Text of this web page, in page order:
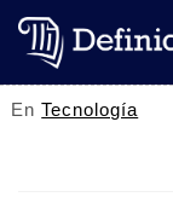
EnTecnología